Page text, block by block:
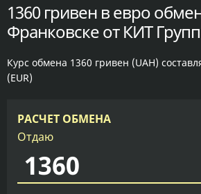
1360 гривен в евро
Франковске от КИТ Групп
Курс обмена 1360 гривен (UAH)
(EUR)
РАСЧЕТ ОБМЕНА
Отдаю